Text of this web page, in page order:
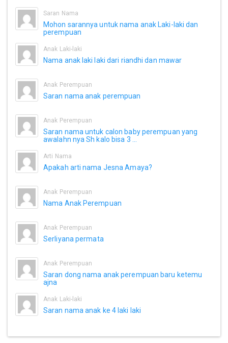
Saran Nama
Mohon sarannya untuk nama anak Laki-laki dan
perempuan
Anak Laki-laki
Nama anak laki laki dari riandhi dan mawar
Anak Perempuan
Saran nama anak perempuan
Anak Perempuan
Saran nama untuk calon baby perempuan yang
awalahn nya Sh kalo bisa 3 ...
Arti Nama
Apakah arti nama Jesna Amaya?
Anak Perempuan
Nama Anak Perempuan
Anak Perempuan
Serliyana permata
Anak Perempuan
Saran dong nama anak perempuan baru ketemu
ajna
Anak Laki-laki
Saran nama anak ke 4 laki laki